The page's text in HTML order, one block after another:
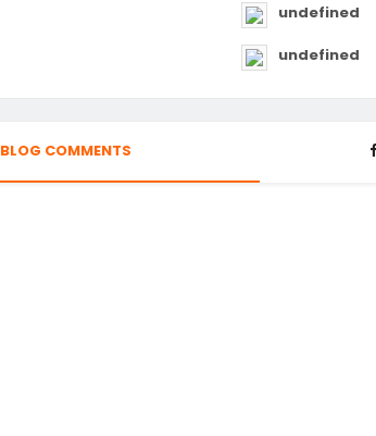
undefined
undefined
BLOG COMMENTS